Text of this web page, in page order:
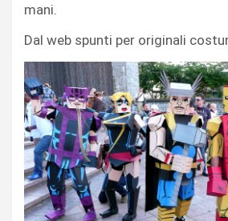
mani.
Dal web spunti per originali